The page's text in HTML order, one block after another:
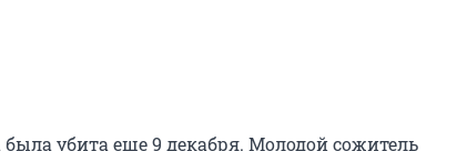
была убита еще 9 декабря. Молодой сожитель